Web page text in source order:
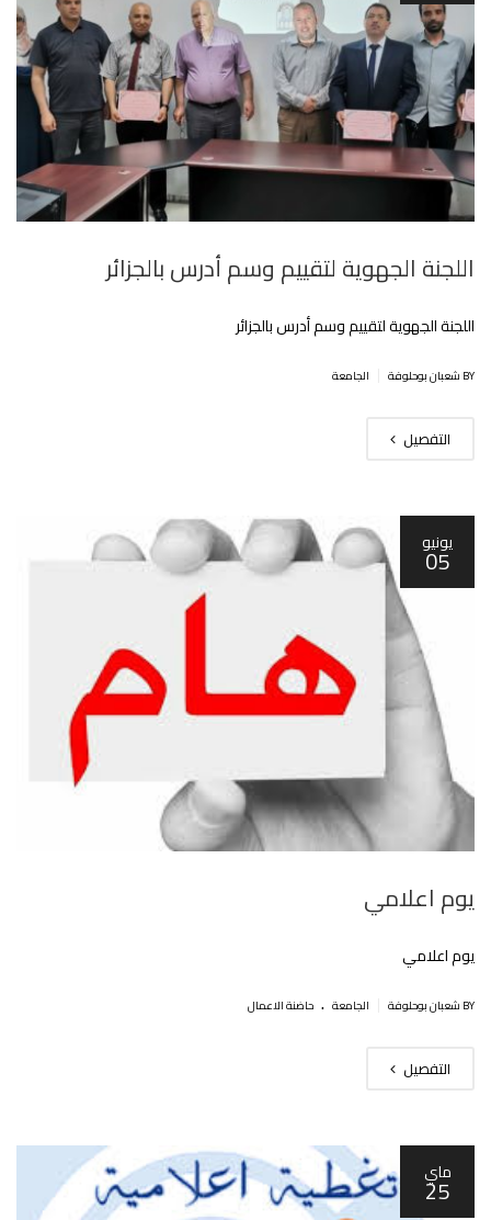
اللجنة الجهوية لتقييم وسم أدرس بالجزائر
اللجنة الجهوية لتقييم وسم أدرس بالجزائر
BY شعبان بوحلوفة الجامعة
التفصيل
يونيو
05
يوم اعلامي
يوم اعلامي
BY شعبان بوحلوفة الجامعة . حاضنة الاعمال
التفصيل
ماي
25